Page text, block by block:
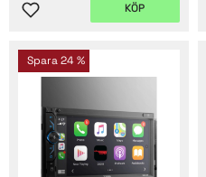
Lägg till i favoriter
KÖP
Spara24 %